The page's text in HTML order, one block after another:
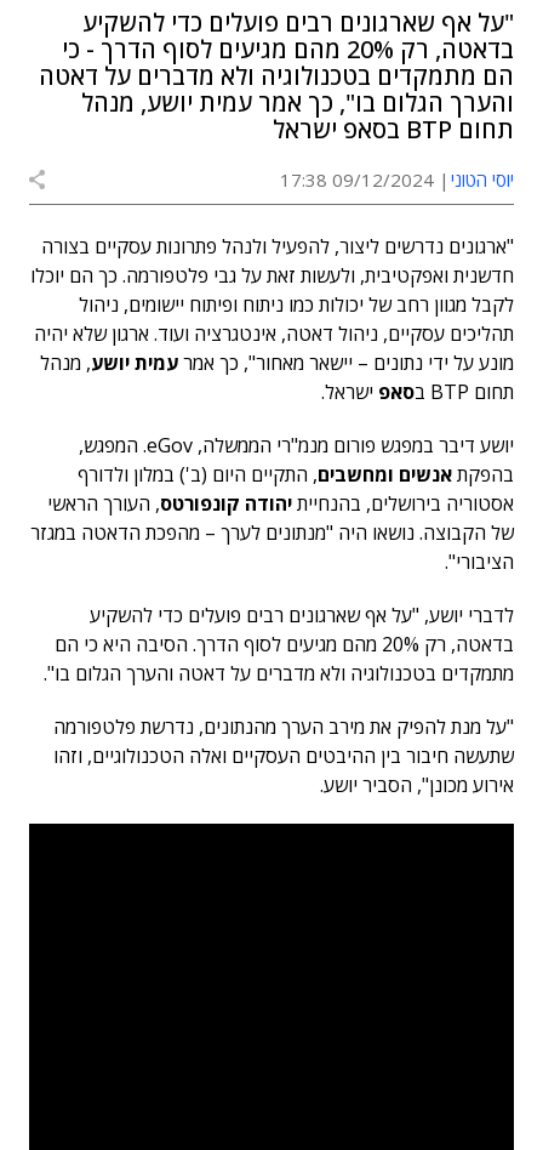
"על אף שארגונים רבים פועלים כדי להשקיע
בדאטה, רק 20% מהם מגיעים לסוף הדרך - כי
הם מתמקדים בטכנולוגיה ולא מדברים על דאטה
והערך הגלום בו", כך אמר עמית יושע, מנהל
תחום BTP בסאפ ישראל
יוסי הטוני 09/12/2024 17:38
"ארגונים נדרשים ליצור, להפעיל ולנהל פתרונות עסקיים בצורה
חדשנית ואפקטיבית, ולעשות זאת על גבי פלטפורמה. כך הם יוכלו
לקבל מגוון רחב של יכולות כמו ניתוח ופיתוח יישומים, ניהול
תהליכים עסקיים, ניהול דאטה, אינטגרציה ועוד. ארגון שלא יהיה
מונע על ידי נתונים – יישאר מאחור", כך אמרעמית יושע, מנהל
תחום BTP ב
סאפ ישראל.
יושע דיבר במפגש פורום מנמ"רי הממשלה, eGov. המפגש,
בהפקתאנשים ומחשבים, התקיים היום (ב') במלון ולדורף
אסטוריה בירושלים, בהנחייתיהודה קונפורטס, העורך הראשי
של הקבוצה. נושאו היה "מנתונים לערך – מהפכת הדאטה במגזר
הציבורי".
לדברי יושע, "על אף שארגונים רבים פועלים כדי להשקיע
בדאטה, רק 20% מהם מגיעים לסוף הדרך. הסיבה היא כי הם
מתמקדים בטכנולוגיה ולא מדברים על דאטה והערך הגלום בו".
"על מנת להפיק את מירב הערך מהנתונים, נדרשת פלטפורמה
שתעשה חיבור בין ההיבטים העסקיים ואלה הטכנולוגיים, וזהו
אירוע מכונן", הסביר יושע.